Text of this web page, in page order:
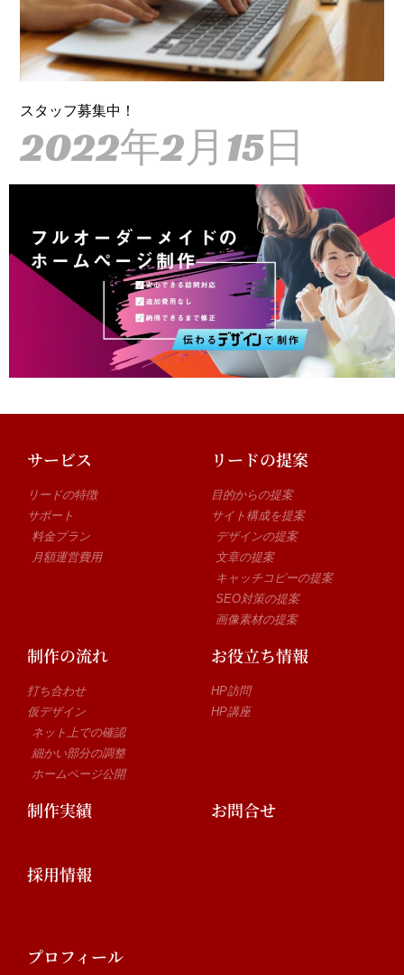
スタッフ募集中！
2022年2月15日
サービス
リードの特徴
サポート
料金プラン
月額運営費用
リードの提案
目的からの提案
サイト構成を提案
デザインの提案
文章の提案
キャッチコピーの提案
SEO対策の提案
画像素材の提案
制作の流れ
打ち合わせ
仮デザイン
ネット上での確認
細かい部分の調整
ホームページ公開
お役立ち情報
HP訪問
HP講座
制作実績 お問合せ
採用情報
プロフィール